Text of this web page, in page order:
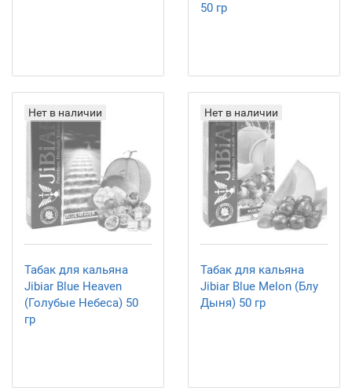
50 гр
Нет в наличии
Табак для кальяна
Jibiar Blue Heaven
(Голубые Небеса) 50
гр
Нет в наличии
Табак для кальяна
Jibiar Blue Melon (Блу
Дыня) 50 гр